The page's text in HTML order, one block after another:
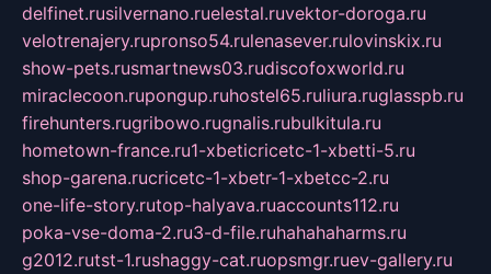
delfinet.rusilvernano.ruelestal.ruvektor-doroga.ru
velotrenajery.rupronso54.rulenasever.rulovinskix.ru
show-pets.rusmartnews03.rudiscofoxworld.ru
miraclecoon.rupongup.ruhostel65.ruliura.ruglasspb.ru
firehunters.rugribowo.rugnalis.rubulkitula.ru
hometown-france.ru1-xbeticricetc-1-xbetti-5.ru
shop-garena.rucricetc-1-xbetr-1-xbetcc-2.ru
one-life-story.rutop-halyava.ruaccounts112.ru
poka-vse-doma-2.ru3-d-file.ruhahahaharms.ru
g2012.rutst-1.rushaggy-cat.ruopsmgr.ruev-gallery.ru